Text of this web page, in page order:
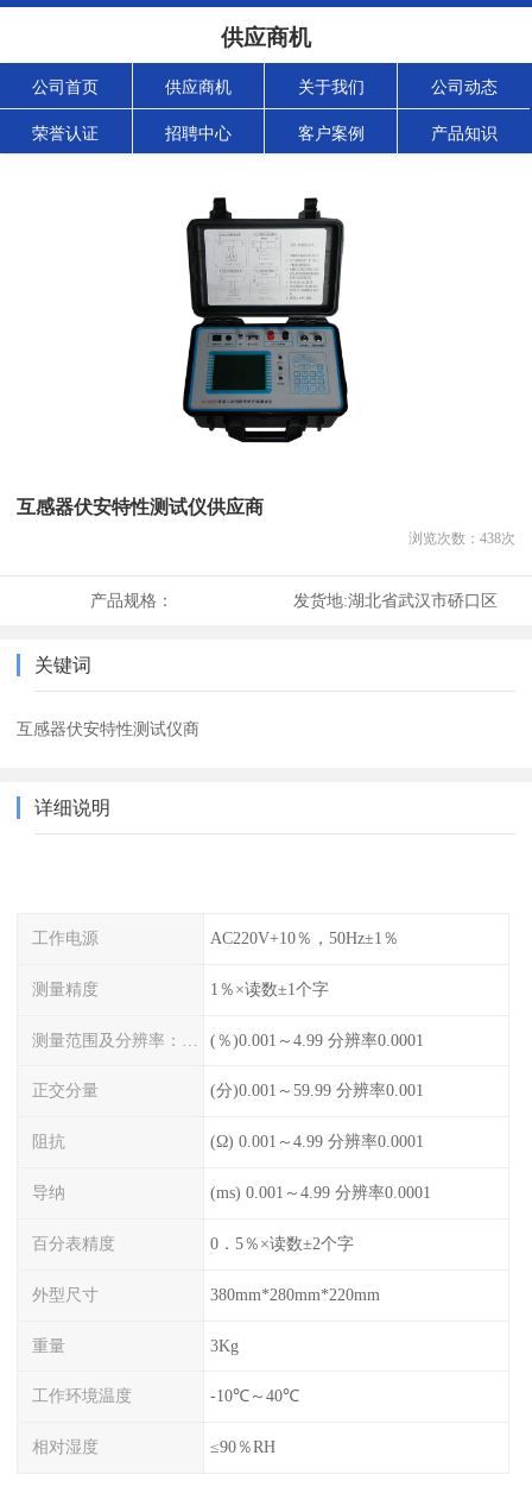
供应商机
公司首页 供应商机 关于我们 公司动态
荣誉认证 招聘中心 客户案例 产品知识
互感器伏安特性测试仪供应商
浏览次数： 438次
产品规格： 发货地:湖北省武汉市硚口区
关键词
互感器伏安特性测试仪商
详细说明
工作电源 AC220V+10％，50Hz±1％
测量精度 1％×读数±1个字
(％)0.001～4.99 分辨率0.0001
正交分量 (分)0.001～59.99 分辨率0.001
阻抗 (Ω) 0.001～4.99 分辨率0.0001
导纳 (ms) 0.001～4.99 分辨率0.0001
百分表精度 0．5％×读数±2个字
外型尺寸 380mm*280mm*220mm
重量 3Kg
工作环境温度 -10℃～40℃
相对湿度 ≤90％RH